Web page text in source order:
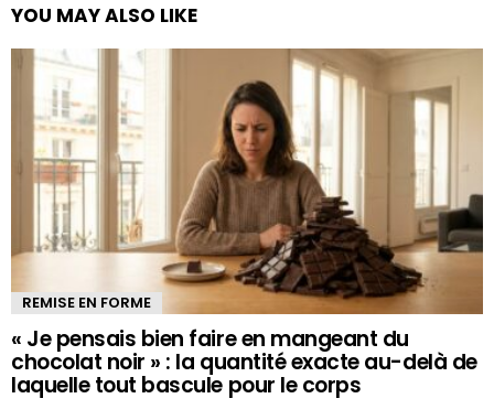
YOU MAY ALSO LIKE
REMISE EN FORME
« Je pensais bien faire en mangeant du
chocolat noir » : la quantité exacte au-delà de
laquelle tout bascule pour le corps